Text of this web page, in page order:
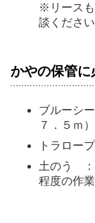
※リースも
談ください
かやの保管に
ブルーシ
７．５ｍ）
トラロープ
土のう ：
程度の作